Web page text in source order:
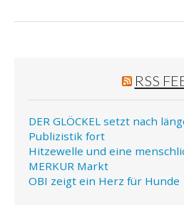
RSS
DER GLÖCKEL setzt nach
Publizistik fort
Hitzewelle und eine
MERKUR Markt
OBI zeigt ein Herz für Hunde